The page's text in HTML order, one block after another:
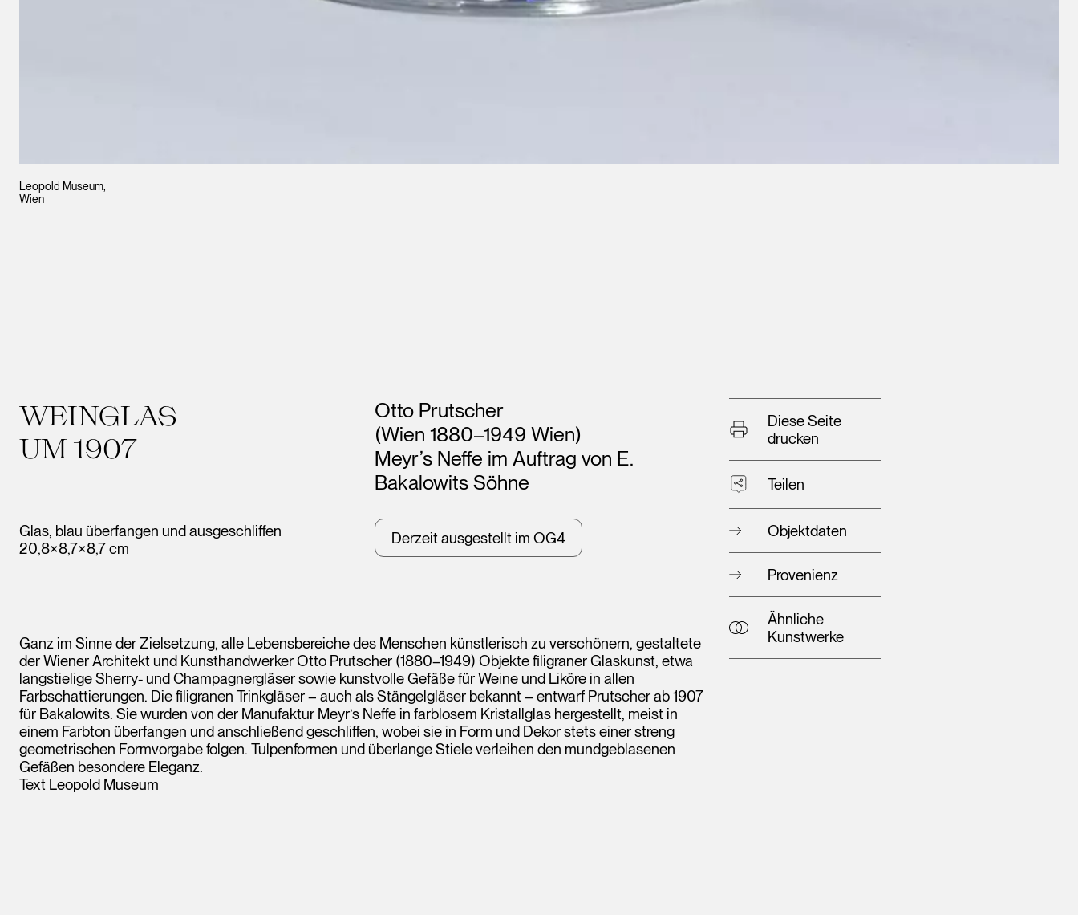
Leopold Museum,
Wien
WEINGLAS
UM 1907
Glas, blau überfangen und ausgeschliffen
20,8×8,7×8,7 cm
Künstler*innen
Otto Prutscher
(Wien 1880–1949 Wien)
Meyr’s Neffe im Auftrag von E.
Bakalowits Söhne
Derzeit ausgestellt im OG4
Diese Seite
drucken
Teilen
Objektdaten
Provenienz
Ähnliche
Kunstwerke
Ganz im Sinne der Zielsetzung, alle Lebensbereiche des Menschen künstlerisch zu verschönern, gestaltete
der Wiener Architekt und Kunsthandwerker Otto Prutscher (1880–1949) Objekte filigraner Glaskunst, etwa
langstielige Sherry- und Champagnergläser sowie kunstvolle Gefäße für Weine und Liköre in allen
Farbschattierungen. Die filigranen Trinkgläser – auch als Stängelgläser bekannt – entwarf Prutscher ab 1907
für Bakalowits. Sie wurden von der Manufaktur Meyr’s Neffe in farblosem Kristallglas hergestellt, meist in
einem Farbton überfangen und anschließend geschliffen, wobei sie in Form und Dekor stets einer streng
geometrischen Formvorgabe folgen. Tulpenformen und überlange Stiele verleihen den mundgeblasenen
Gefäßen besondere Eleganz.
Text Leopold Museum